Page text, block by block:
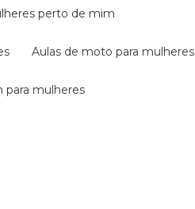
perto de mim
aulas de moto para mulheres
para mulheres